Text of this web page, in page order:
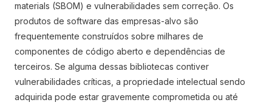
materials (SBOM) e vulnerabilidades sem correção. Os
produtos de software das empresas-alvo são
frequentemente construídos sobre milhares de
componentes de código aberto e dependências de
terceiros. Se alguma dessas bibliotecas contiver
vulnerabilidades críticas, a propriedade intelectual sendo
adquirida pode estar gravemente comprometida ou até